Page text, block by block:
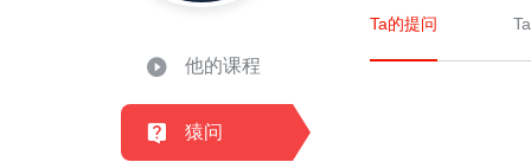
他的课程
猿问
Ta的提问